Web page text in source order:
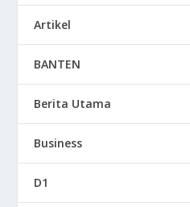
Artikel
BANTEN
Berita Utama
Business
D1